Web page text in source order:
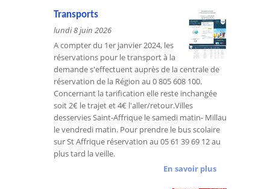
Transports
lundi 8 juin 2026
A compter du 1er janvier 2024, les
réservations pour le transport à la
demande s'effectuent auprès de la centrale de
réservation de la Région au 0 805 608 100.
Concernant la tarification elle reste inchangée
soit 2€ le trajet et 4€ l'aller/retour.Villes
desservies Saint-Affrique le samedi matin- Millau
le vendredi matin. Pour prendre le bus scolaire
sur St Affrique réservation au 05 61 39 69 12 au
plus tard la veille.
En savoir plus